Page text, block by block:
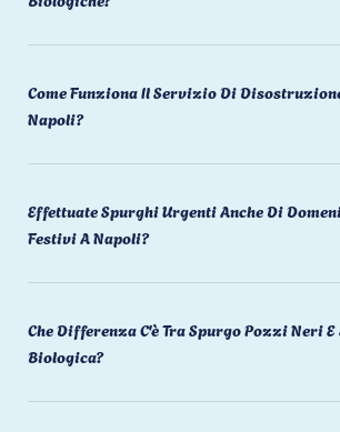
Come Funziona Il Servizio Di
Napoli?
Effettuate Spurghi Urgenti Anche Di
Festivi A Napoli?
Che Differenza C'è Tra Spurgo Pozzi Neri E
Biologica?